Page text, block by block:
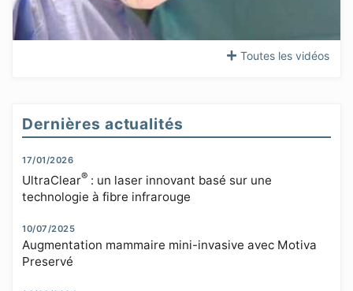
Toutes les vidéos
Dernières actualités
17/01/2026
UltraClear® : un laser innovant basé sur une
technologie à fibre infrarouge
10/07/2025
Augmentation mammaire mini-invasive avec Motiva
Preservé